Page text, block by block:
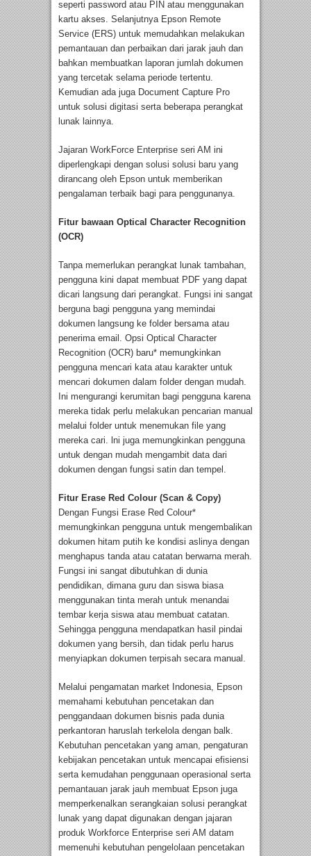
seperti password atau PIN atau menggunakan
kartu akses. Selanjutnya Epson Remote
Service (ERS) untuk memudahkan melakukan
pemantauan dan perbaikan dari jarak jauh dan
bahkan membuatkan laporan jumlah dokumen
yang tercetak selama periode tertentu.
Kemudian ada juga Document Capture Pro
untuk solusi digitasi serta beberapa perangkat
lunak lainnya.
Jajaran WorkForce Enterprise seri AM ini
diperlengkapi dengan solusi solusi baru yang
dirancang oleh Epson untuk memberikan
pengalaman terbaik bagi para penggunanya.
Fitur bawaan Optical Character Recognition
(OCR)
Tanpa memerlukan perangkat lunak tambahan,
pengguna kini dapat membuat PDF yang dapat
dicari langsung dari perangkat. Fungsi ini sangat
berguna bagi pengguna yang memindai
dokumen langsung ke folder bersama atau
penerima email. Opsi Optical Character
Recognition (OCR) baru* memungkinkan
pengguna mencari kata atau karakter untuk
mencari dokumen dalam folder dengan mudah.
Ini mengurangi kerumitan bagi pengguna karena
mereka tidak perlu melakukan pencarian manual
melalui folder untuk menemukan file yang
mereka cari. lni juga memungkinkan pengguna
untuk dengan mudah mengambit data dari
dokumen dengan fungsi satin dan tempel.
Fitur Erase Red Colour (Scan & Copy)
Dengan Fungsi Erase Red Colour*
memungkinkan pengguna untuk mengembalikan
dokumen hitam putih ke kondisi aslinya dengan
menghapus tanda atau catatan berwarna merah.
Fungsi ini sangat dibutuhkan di dunia
pendidikan, dimana guru dan siswa biasa
menggunakan tinta merah untuk menandai
tembar kerja siswa atau membuat catatan.
Sehingga pengguna mendapatkan hasil pindai
dokumen yang bersih, dan tidak perlu harus
menyiapkan dokumen terpisah secara manual.
Melalui pengamatan market Indonesia, Epson
memahami kebutuhan pencetakan dan
penggandaan dokumen bisnis pada dunia
perkantoran haruslah terkelola dengan balk.
Kebutuhan pencetakan yang aman, pengaturan
kebijakan pencetakan untuk mencapai efisiensi
serta kemudahan penggunaan operasional serta
pemantauan jarak jauh membuat Epson juga
memperkenalkan serangkaian solusi perangkat
lunak yang dapat digunakan dengan jajaran
produk Workforce Enterprise seri AM datam
memenuhi kebutuhan pengelolaan pencetakan